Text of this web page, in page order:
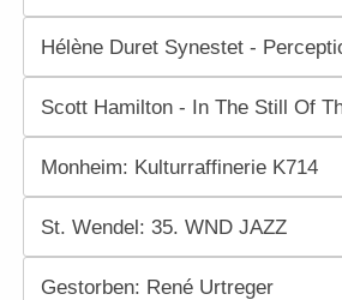
Hélène Duret Synestet -
Scott Hamilton - In The Still Of
Monheim: Kulturraffinerie K714
St. Wendel: 35. WND JAZZ
Gestorben: René Urtreger